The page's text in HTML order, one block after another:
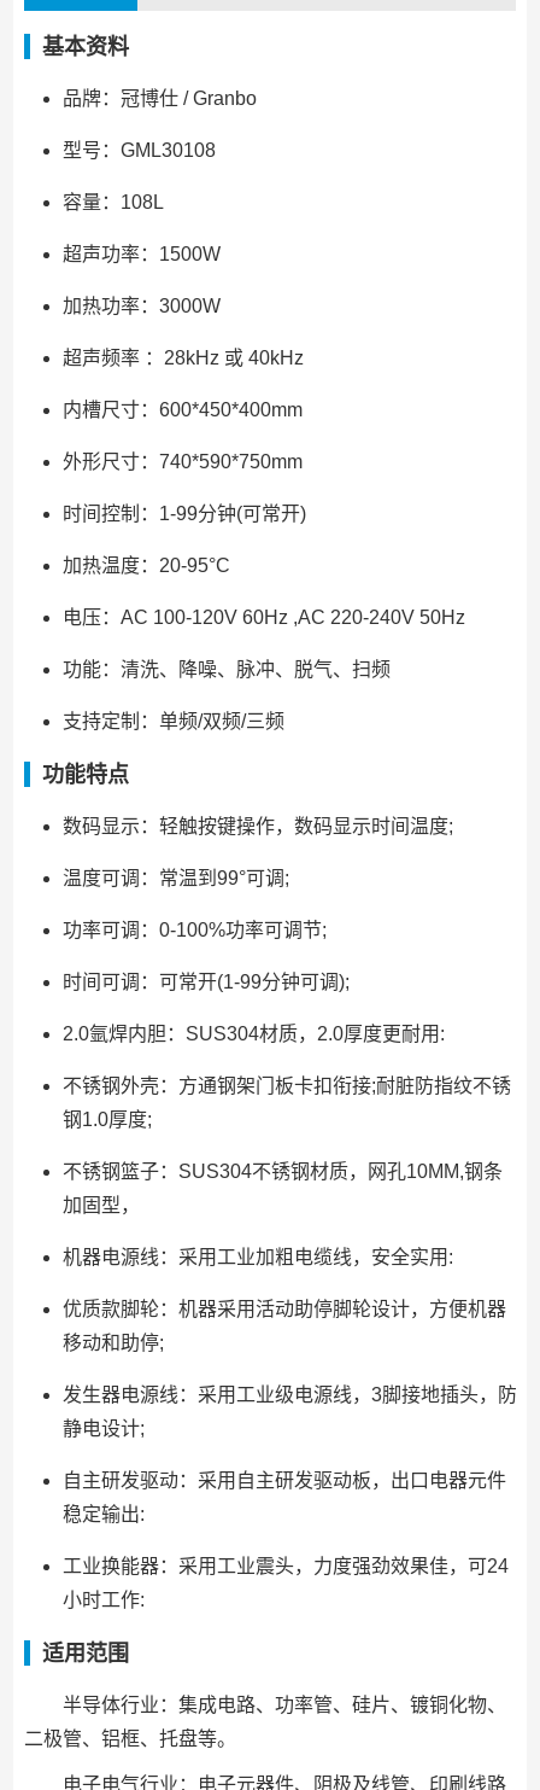
基本资料
品牌：冠博仕 / Granbo
型号：GML30108
容量：108L
超声功率：1500W
加热功率：3000W
超声频率 ：28kHz 或 40kHz
内槽尺寸：600*450*400mm
外形尺寸：740*590*750mm
时间控制：1-99分钟(可常开)
加热温度：20-95°C
电压：AC 100-120V 60Hz ,AC 220-240V 50Hz
功能：清洗、降噪、脉冲、脱气、扫频
支持定制：单频/双频/三频
功能特点
数码显示：轻触按键操作，数码显示时间温度;
温度可调：常温到99°可调;
功率可调：0-100%功率可调节;
时间可调：可常开(1-99分钟可调);
2.0氩焊内胆：SUS304材质，2.0厚度更耐用:
不锈钢外壳：方通钢架门板卡扣衔接;耐脏防指纹不锈
钢1.0厚度;
不锈钢篮子：SUS304不锈钢材质，网孔10MM,钢条
加固型，
机器电源线：采用工业加粗电缆线，安全实用:
优质款脚轮：机器采用活动助停脚轮设计，方便机器
移动和助停;
发生器电源线：采用工业级电源线，3脚接地插头，防
静电设计;
自主研发驱动：采用自主研发驱动板，出口电器元件
稳定输出:
工业换能器：采用工业震头，力度强劲效果佳，可24
小时工作:
适用范围
半导体行业：集成电路、功率管、硅片、镀铜化物、
二极管、铝框、托盘等。
电子电气行业：电子元器件、阴极及线管、印刷线路